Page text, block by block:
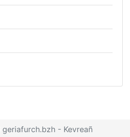
geriafurch.bzh - Kevreañ